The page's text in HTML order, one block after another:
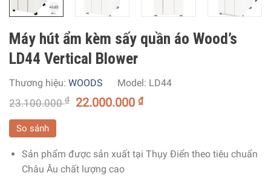
Máy hút ẩm kèm sấy quần áo Wood’s
LD44 Vertical Blower
Thương hiệu: WOODS Model: LD44
23.100.000₫ 22.000.000₫
So sánh
Sản phẩm được sản xuất tại Thụy Điển theo tiêu chuẩn
Châu Âu chất lượng cao